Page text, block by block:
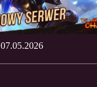
07.05.2026